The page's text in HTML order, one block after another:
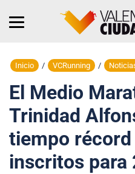
Inicio / VCRunning /
El Medio
Trinidad
tiempo
inscritos para